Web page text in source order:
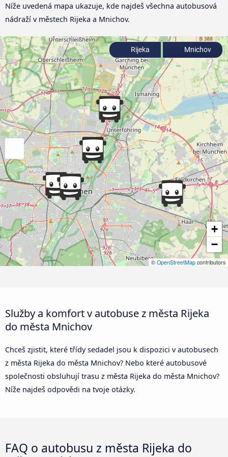
Níže uvedená mapa ukazuje, kde najdeš všechna autobusová
nádraží v městech Rijeka a Mnichov.
+
−
© OpenStreetMap contributors
Rijeka Mnichov
Služby a komfort v autobuse z města Rijeka
do města Mnichov
Chceš zjistit, které třídy sedadel jsou k dispozici v autobusech
z města Rijeka do města Mnichov? Nebo které autobusové
společnosti obsluhují trasu z města Rijeka do města Mnichov?
Níže najdeš odpovědi na tvoje otázky.
FAQ o autobusu z města Rijeka do